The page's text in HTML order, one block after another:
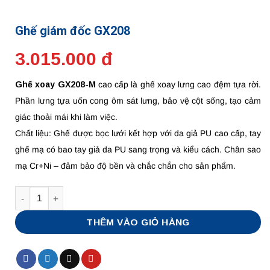
Ghế giám đốc GX208
3.015.000 đ
Ghế xoay GX208-M cao cấp là ghế xoay lưng cao đệm tựa rời.
Phần lưng tựa uốn cong ôm sát lưng, bảo vệ cột sống, tạo cảm
giác thoải mái khi làm việc.
Chất liệu: Ghế được bọc lưới kết hợp với da giả PU cao cấp, tay
ghế mạ có bao tay giả da PU sang trọng và kiểu cách. Chân sao
mạ Cr+Ni – đảm bảo độ bền và chắc chắn cho sản phẩm.
THÊM VÀO GIỎ HÀNG